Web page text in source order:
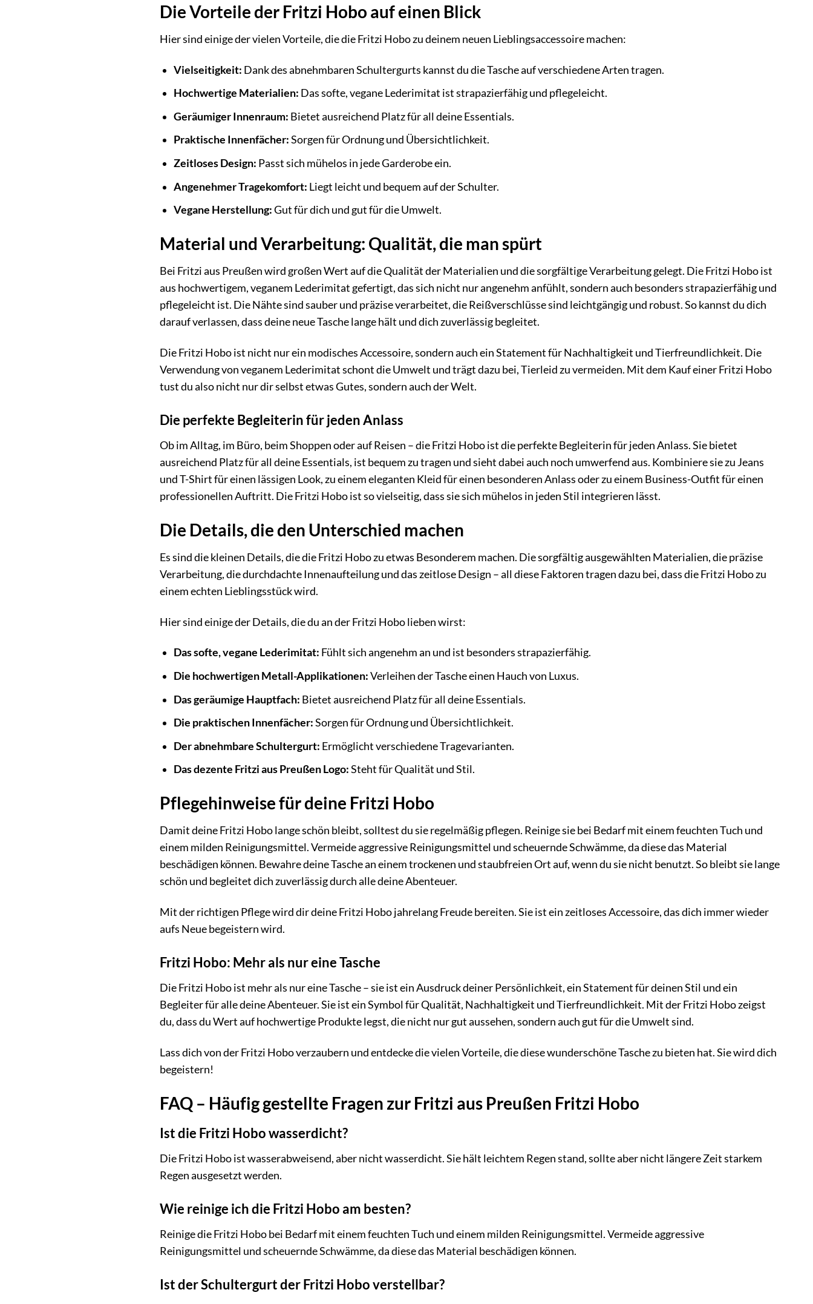
Die Vorteile der Fritzi Hobo auf einen Blick
Hier sind einige der vielen Vorteile, die die Fritzi Hobo zu deinem neuen Lieblingsaccessoire machen:
Vielseitigkeit: Dank des abnehmbaren Schultergurts kannst du die Tasche auf verschiedene Arten tragen.
Hochwertige Materialien: Das softe, vegane Lederimitat ist strapazierfähig und pflegeleicht.
Geräumiger Innenraum: Bietet ausreichend Platz für all deine Essentials.
Praktische Innenfächer:Sorgen für Ordnung und Übersichtlichkeit.
Zeitloses Design: Passt sich mühelos in jede Garderobe ein.
Angenehmer Tragekomfort: Liegt leicht und bequem auf der Schulter.
Vegane Herstellung:Gut für dich und gut für die Umwelt.
Material und Verarbeitung: Qualität, die man spürt
Bei Fritzi aus Preußen wird großen Wert auf die Qualität der Materialien und die sorgfältige Verarbeitung gelegt. Die Fritzi Hobo ist
aus hochwertigem, veganem Lederimitat gefertigt, das sich nicht nur angenehm anfühlt, sondern auch besonders strapazierfähig und
pflegeleicht ist. Die Nähte sind sauber und präzise verarbeitet, die Reißverschlüsse sind leichtgängig und robust. So kannst du dich
darauf verlassen, dass deine neue Tasche lange hält und dich zuverlässig begleitet.
Die Fritzi Hobo ist nicht nur ein modisches Accessoire, sondern auch ein Statement für Nachhaltigkeit und Tierfreundlichkeit. Die
Verwendung von veganem Lederimitat schont die Umwelt und trägt dazu bei, Tierleid zu vermeiden. Mit dem Kauf einer Fritzi Hobo
tust du also nicht nur dir selbst etwas Gutes, sondern auch der Welt.
Die perfekte Begleiterin für jeden Anlass
Ob im Alltag, im Büro, beim Shoppen oder auf Reisen – die Fritzi Hobo ist die perfekte Begleiterin für jeden Anlass. Sie bietet
ausreichend Platz für all deine Essentials, ist bequem zu tragen und sieht dabei auch noch umwerfend aus. Kombiniere sie zu Jeans
und T-Shirt für einen lässigen Look, zu einem eleganten Kleid für einen besonderen Anlass oder zu einem Business-Outfit für einen
professionellen Auftritt. Die Fritzi Hobo ist so vielseitig, dass sie sich mühelos in jeden Stil integrieren lässt.
Die Details, die den Unterschied machen
Es sind die kleinen Details, die die Fritzi Hobo zu etwas Besonderem machen. Die sorgfältig ausgewählten Materialien, die präzise
Verarbeitung, die durchdachte Innenaufteilung und das zeitlose Design – all diese Faktoren tragen dazu bei, dass die Fritzi Hobo zu
einem echten Lieblingsstück wird.
Hier sind einige der Details, die du an der Fritzi Hobo lieben wirst:
Das softe, vegane Lederimitat: Fühlt sich angenehm an und ist besonders strapazierfähig.
Die hochwertigen Metall-Applikationen:Verleihen der Tasche einen Hauch von Luxus.
Das geräumige Hauptfach: Bietet ausreichend Platz für all deine Essentials.
Die praktischen Innenfächer:Sorgen für Ordnung und Übersichtlichkeit.
Der abnehmbare Schultergurt: Ermöglicht verschiedene Tragevarianten.
Das dezente Fritzi aus Preußen Logo:Steht für Qualität und Stil.
Pflegehinweise für deine Fritzi Hobo
Damit deine Fritzi Hobo lange schön bleibt, solltest du sie regelmäßig pflegen. Reinige sie bei Bedarf mit einem feuchten Tuch und
einem milden Reinigungsmittel. Vermeide aggressive Reinigungsmittel und scheuernde Schwämme, da diese das Material
beschädigen können. Bewahre deine Tasche an einem trockenen und staubfreien Ort auf, wenn du sie nicht benutzt. So bleibt sie lange
schön und begleitet dich zuverlässig durch alle deine Abenteuer.
Mit der richtigen Pflege wird dir deine Fritzi Hobo jahrelang Freude bereiten. Sie ist ein zeitloses Accessoire, das dich immer wieder
aufs Neue begeistern wird.
Fritzi Hobo: Mehr als nur eine Tasche
Die Fritzi Hobo ist mehr als nur eine Tasche – sie ist ein Ausdruck deiner Persönlichkeit, ein Statement für deinen Stil und ein
Begleiter für alle deine Abenteuer. Sie ist ein Symbol für Qualität, Nachhaltigkeit und Tierfreundlichkeit. Mit der Fritzi Hobo zeigst
du, dass du Wert auf hochwertige Produkte legst, die nicht nur gut aussehen, sondern auch gut für die Umwelt sind.
Lass dich von der Fritzi Hobo verzaubern und entdecke die vielen Vorteile, die diese wunderschöne Tasche zu bieten hat. Sie wird dich
begeistern!
FAQ – Häufig gestellte Fragen zur Fritzi aus Preußen Fritzi Hobo
Ist die Fritzi Hobo wasserdicht?
Die Fritzi Hobo ist wasserabweisend, aber nicht wasserdicht. Sie hält leichtem Regen stand, sollte aber nicht längere Zeit starkem
Regen ausgesetzt werden.
Wie reinige ich die Fritzi Hobo am besten?
Reinige die Fritzi Hobo bei Bedarf mit einem feuchten Tuch und einem milden Reinigungsmittel. Vermeide aggressive
Reinigungsmittel und scheuernde Schwämme, da diese das Material beschädigen können.
Ist der Schultergurt der Fritzi Hobo verstellbar?